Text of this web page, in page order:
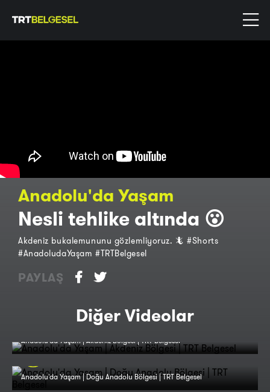
Anadolu'da Yaşam
Nesli tehlike altında 😮
Akdeniz bukalemununu gözlemliyoruz. 🦎 #Shorts
#AnadoludaYaşam #TRTBelgesel
PAYLAŞ
Diğer Videolar
Anadolu'da Yaşam | Akdeniz Bölgesi | TRT Belgesel
Anadolu'da Yaşam | Doğu Anadolu Bölgesi | TRT Belgesel